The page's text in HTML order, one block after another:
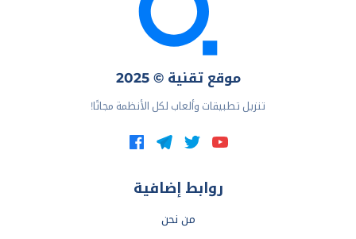
موقع تقنية © 2025
تنزيل تطبيقات وألعاب لكل الأنظمة مجانًا!
روابط إضافية
من نحن